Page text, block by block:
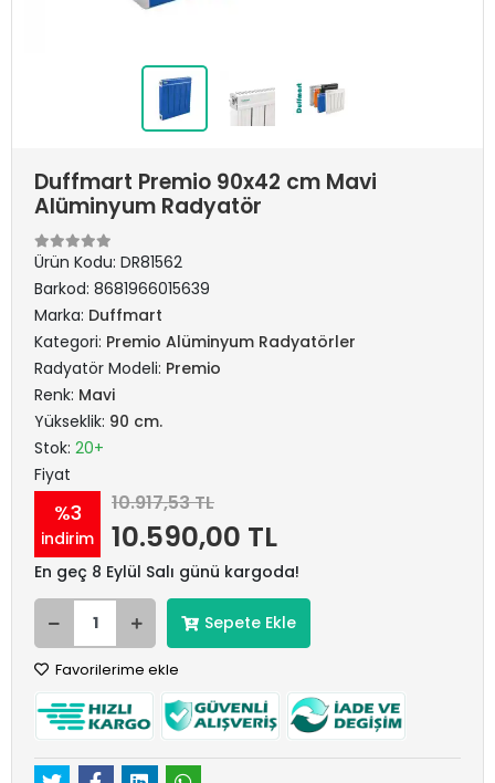
Duffmart Premio 90x42 cm Mavi
Alüminyum Radyatör
Ürün Kodu: DR81562
Barkod: 8681966015639
Marka: Duffmart
Kategori: Premio Alüminyum Radyatörler
Radyatör Modeli: Premio
Renk: Mavi
Yükseklik: 90 cm.
Stok: 20+
Fiyat
%3
indirim
10.917,53 TL
10.590,00 TL
En geç 8 Eylül Salı günü kargoda!
Sepete Ekle
Favorilerime ekle